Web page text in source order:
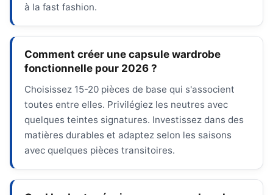
à la fast fashion.
Comment créer une capsule wardrobe
fonctionnelle pour 2026 ?
Choisissez 15-20 pièces de base qui s'associent
toutes entre elles. Privilégiez les neutres avec
quelques teintes signatures. Investissez dans des
matières durables et adaptez selon les saisons
avec quelques pièces transitoires.